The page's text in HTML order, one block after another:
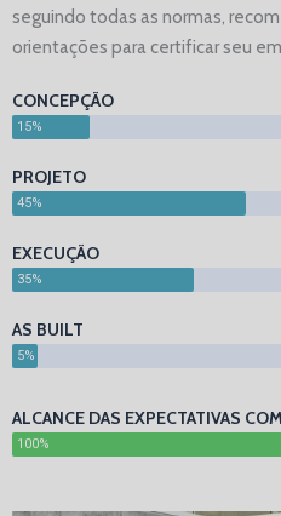
seguindo todas as normas,
orientações para certificar seu
CONCEPÇÃO
15%
PROJETO
45%
EXECUÇÃO
35%
AS BUILT
5%
ALCANCE DAS EXPECTATIVAS
100%